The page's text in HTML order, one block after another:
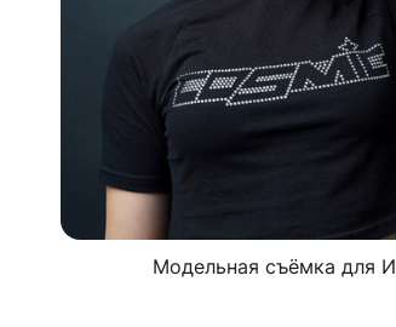
Модельная съёмка для